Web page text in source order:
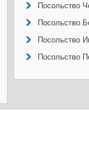
Посольство
Посольство
Посольство
Посольство